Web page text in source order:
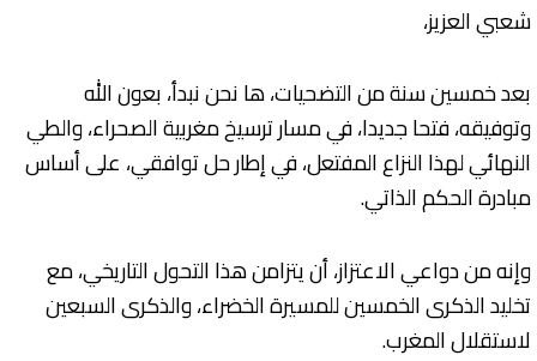
شعبي العزيز،
بعد خمسين سنة من التضحيات، ها نحن نبدأ، بعون الله
وتوفيقه، فتحا جديدا، في مسار ترسيخ مغربية الصحراء، والطي
النهائي لهذا النزاع المفتعل، في إطار حل توافقي، على أساس
مبادرة الحكم الذاتي.
وإنه من دواعي الاعتزاز، أن يتزامن هذا التحول التاريخي، مع
تخليد الذكرى الخمسين للمسيرة الخضراء، والذكرى السبعين
لاستقلال المغرب.